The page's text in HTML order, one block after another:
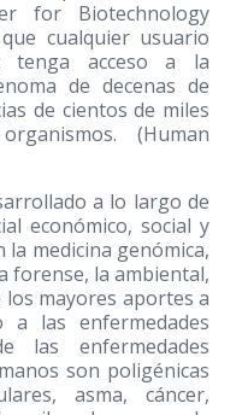
for Biotechnology
cualquier usuario
tenga acceso a la
de decenas de
de cientos de miles
(Human
a lo largo de
económico, social y
medicina genómica,
forense, la ambiental,
mayores aportes a
las enfermedades
las enfermedades
son poligénicas
asma, cáncer,